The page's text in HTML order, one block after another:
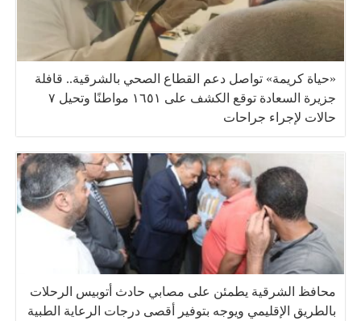
«حياة كريمة» تواصل دعم القطاع الصحي بالشرقية.. قافلة
جزيرة السعادة توقع الكشف على ١٦٥١ مواطنًا وتحيل ٧
حالات لإجراء جراحات
محافظ الشرقية يطمئن على مصابي حادث أتوبيس الرحلات
بالطريق الإقليمي ويوجه بتوفير أقصى درجات الرعاية الطبية